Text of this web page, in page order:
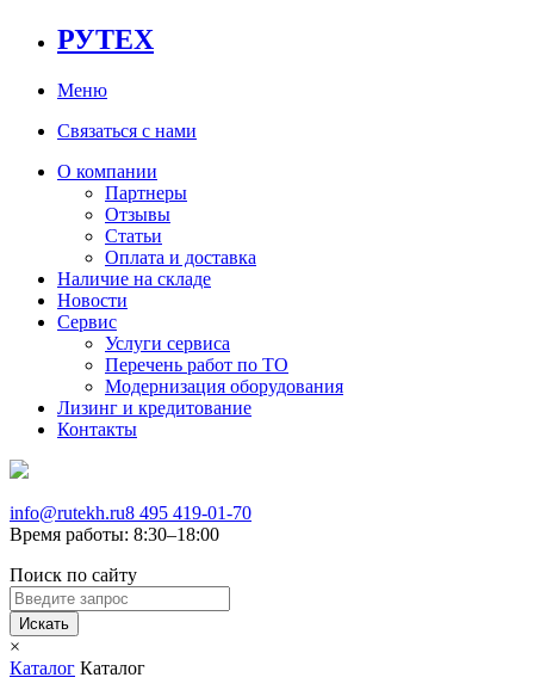
РУТЕХ
Меню
Связаться с нами
О компании
Партнеры
Отзывы
Статьи
Оплата и доставка
Наличие на складе
Новости
Сервис
Услуги сервиса
Перечень работ по ТО
Модернизация оборудования
Лизинг и кредитование
Контакты
info@rutekh.ru8 495 419-01-70
Время работы: 8:30–18:00
Поиск по сайту
Искать
×
Каталог Каталог